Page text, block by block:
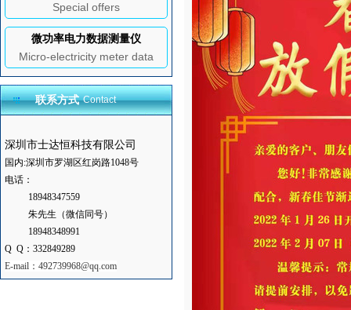
Special offers
微功率电力数据测量仪
Micro-electricity meter data
联系方式 Contact
深圳市士达恒科技有限公司
国内:深圳市罗湖区红岗路1048号
电话：
18948347559
朱先生（微信同号）
18948348991
Q Q：332849289
E-mail：492739968@qq.com